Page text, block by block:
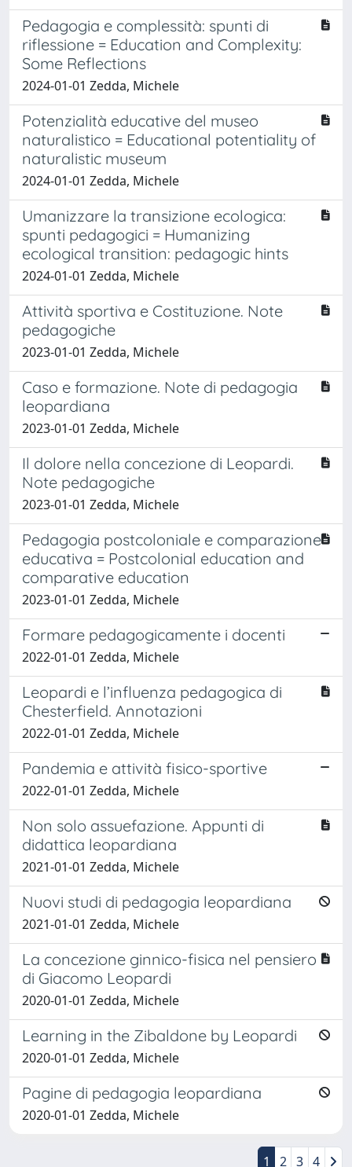
Pedagogia e complessità: spunti di
riflessione = Education and Complexity:
Some Reflections
2024-01-01 Zedda, Michele
Potenzialità educative del museo
naturalistico = Educational potentiality of
naturalistic museum
2024-01-01 Zedda, Michele
Umanizzare la transizione ecologica:
spunti pedagogici = Humanizing
ecological transition: pedagogic hints
2024-01-01 Zedda, Michele
Attività sportiva e Costituzione. Note
pedagogiche
2023-01-01 Zedda, Michele
Caso e formazione. Note di pedagogia
leopardiana
2023-01-01 Zedda, Michele
Il dolore nella concezione di Leopardi.
Note pedagogiche
2023-01-01 Zedda, Michele
Pedagogia postcoloniale e comparazione
educativa = Postcolonial education and
comparative education
2023-01-01 Zedda, Michele
Formare pedagogicamente i docenti
2022-01-01 Zedda, Michele
Leopardi e l’influenza pedagogica di
Chesterfield. Annotazioni
2022-01-01 Zedda, Michele
Pandemia e attività fisico-sportive
2022-01-01 Zedda, Michele
Non solo assuefazione. Appunti di
didattica leopardiana
2021-01-01 Zedda, Michele
Nuovi studi di pedagogia leopardiana
2021-01-01 Zedda, Michele
La concezione ginnico-fisica nel pensiero
di Giacomo Leopardi
2020-01-01 Zedda, Michele
Learning in the Zibaldone by Leopardi
2020-01-01 Zedda, Michele
Pagine di pedagogia leopardiana
2020-01-01 Zedda, Michele
1 2 3 4